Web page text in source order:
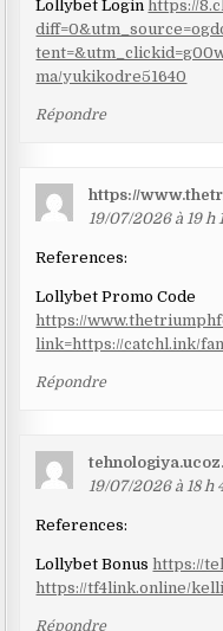
Lollybet Login https://
ma/yukikodre51640
Répondre
https://
19/07/2026 à 19 h
References:
Lollybet Promo Code
https://
link=https://catchl.ink/
Répondre
19/07/2026 à 18 h
References:
Lollybet Bonus https://
https://tf4link.online/
Répondre